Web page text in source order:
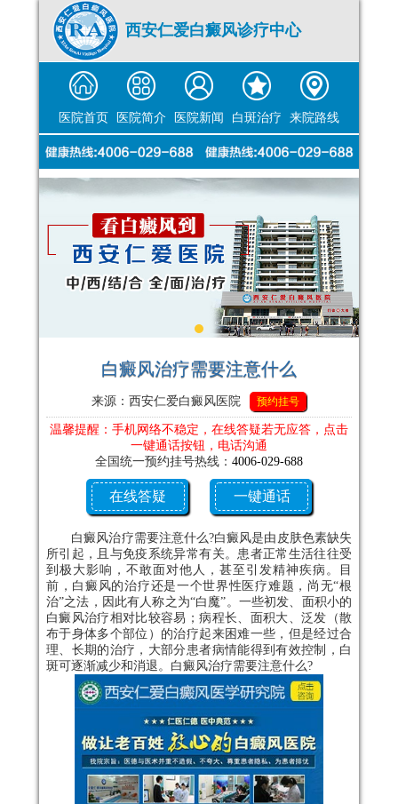
西安仁爱白癜风诊疗中心
医院首页 医院简介 医院新闻 白斑治疗 来院路线
白癜风治疗需要注意什么
来源：西安仁爱白癜风医院 预约挂号
温馨提醒：手机网络不稳定，在线答疑若无应答，点击
一键通话按钮，电话沟通
全国统一预约挂号热线： 4006-029-688
在线答疑 一键通话
白癜风治疗需要注意什么?白癜风是由皮肤色素缺失
所引起，且与免疫系统异常有关。患者正常生活往往受
到极大影响，不敢面对他人，甚至引发精神疾病。目
前，白癜风的治疗还是一个世界性医疗难题，尚无“根
治”之法，因此有人称之为“白魔”。一些初发、面积小的
白癜风治疗相对比较容易；病程长、面积大、泛发（散
布于身体多个部位）的治疗起来困难一些，但是经过合
理、长期的治疗，大部分患者病情能得到有效控制，白
斑可逐渐减少和消退。白癜风治疗需要注意什么?